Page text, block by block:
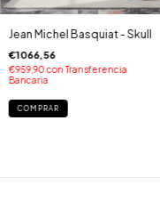
Jean Michel Basquiat - Skull
€1066,56
€959,90con Transferencia
Bancaria
COMPRAR